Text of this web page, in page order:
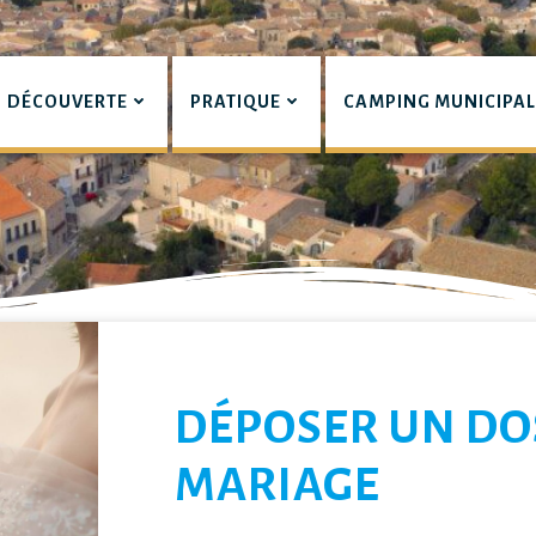
DÉCOUVERTE PRATIQUE CAMPING MUNICIPAL
DÉPOSER UN
MARIAGE